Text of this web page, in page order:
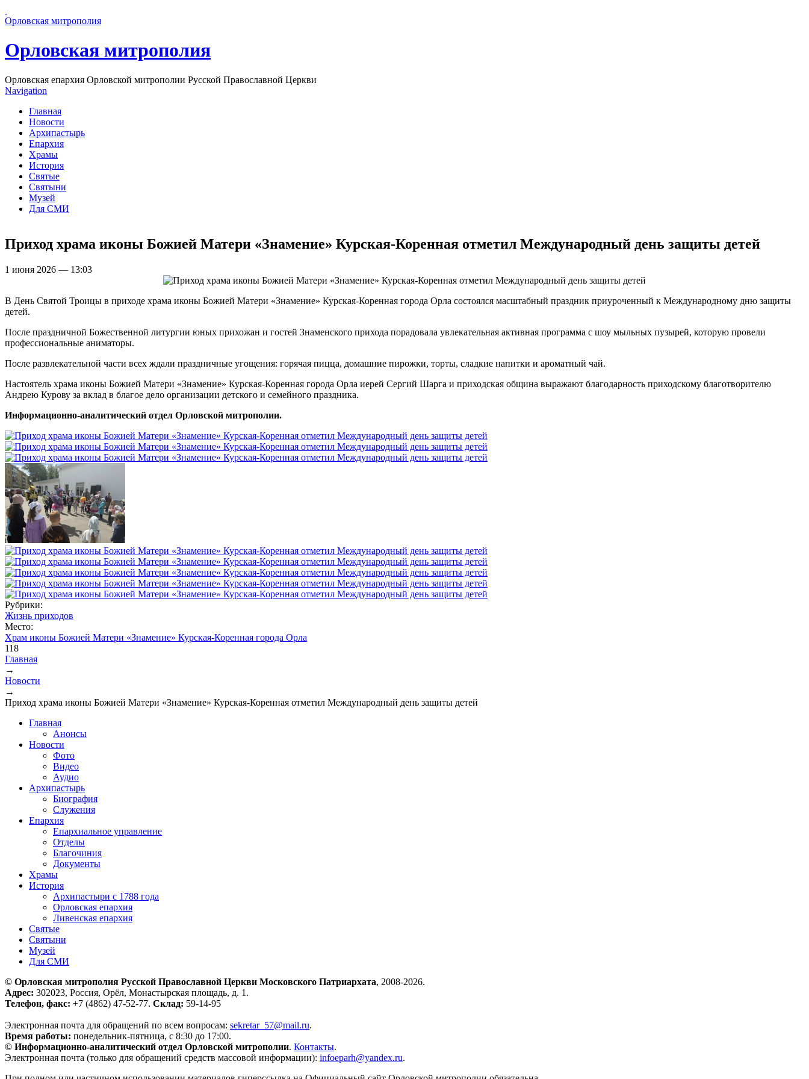
Орловская митрополия
Орловская митрополия
Орловская епархия Орловской митрополии Русской Православной Церкви
Navigation
Главная
Новости
Архипастырь
Епархия
Храмы
История
Святые
Святыни
Музей
Для СМИ
Приход храма иконы Божией Матери «Знамение» Курская-Коренная отметил Международный день защиты детей
1 июня 2026 — 13:03
В День Святой Троицы в приходе храма иконы Божией Матери «Знамение» Курская-Коренная города Орла состоялся масштабный праздник приуроченный к Международному дню защиты
детей.
После праздничной Божественной литургии юных прихожан и гостей Знаменского прихода порадовала увлекательная активная программа с шоу мыльных пузырей, которую провели
профессиональные аниматоры.
После развлекательной части всех ждали праздничные угощения: горячая пицца, домашние пирожки, торты, сладкие напитки и ароматный чай.
Настоятель храма иконы Божией Матери «Знамение» Курская-Коренная города Орла иерей Сергий Шарга и приходская община выражают благодарность приходскому благотворителю
Андрею Курову за вклад в благое дело организации детского и семейного праздника.
Информационно-аналитический отдел Орловской митрополии.
Рубрики:
Жизнь приходов
Место:
Храм иконы Божией Матери «Знамение» Курская-Коренная города Орла
118
Вы здесь
Главная
→
Новости
→
Приход храма иконы Божией Матери «Знамение» Курская-Коренная отметил Международный день защиты детей
Главная
Анонсы
Новости
Фото
Видео
Аудио
Архипастырь
Биография
Служения
Епархия
Епархиальное управление
Отделы
Благочиния
Документы
Храмы
История
Архипастыри с 1788 года
Орловская епархия
Ливенская епархия
Святые
Святыни
Музей
Для СМИ
© Орловская митрополия Русской Православной Церкви Московского Патриархата, 2008-2026.
Адрес: 302023, Россия, Орёл, Монастырская площадь, д. 1.
Телефон, факс: +7 (4862) 47-52-77. Склад: 59-14-95
Электронная почта для обращений по всем вопросам: sekretar_57@mail.ru.
Время работы: понедельник-пятница, с 8:30 до 17:00.
© Информационно-аналитический отдел Орловской митрополии. Контакты.
Электронная почта (только для обращений средств массовой информации): infoeparh@yandex.ru.